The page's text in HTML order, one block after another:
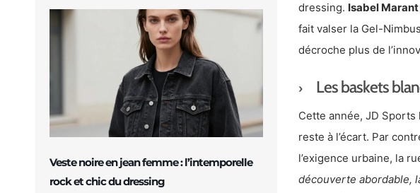
Veste noire en jean femme : l’intemporelle
rock et chic du dressing
dressing. Isabel
fait valser la Gel-
décroche plus de
Les baskets
Cette année, JD
reste à l’écart. Par
l’exigence urbaine, la
découverte abordable,